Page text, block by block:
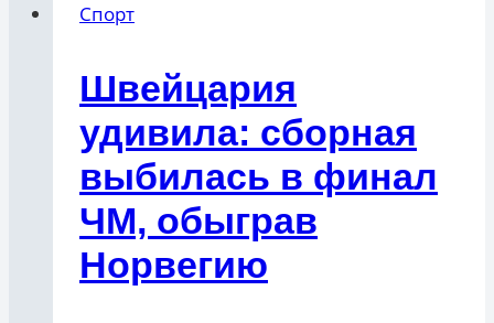
Спорт
Швейцария
удивила: сборная
выбилась в финал
ЧМ, обыграв
Норвегию